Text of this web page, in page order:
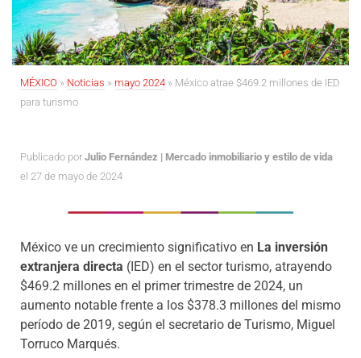
MÉXICO » Noticias » mayo 2024 » México atrae $469.2 millones de IED
para turismo
Publicado por Julio Fernández | Mercado inmobiliario y estilo de vida
el 27 de mayo de 2024
México ve un crecimiento significativo en La inversión
extranjera directa (IED) en el sector turismo, atrayendo
$469.2 millones en el primer trimestre de 2024, un
aumento notable frente a los $378.3 millones del mismo
período de 2019, según el secretario de Turismo, Miguel
Torruco Marqués.